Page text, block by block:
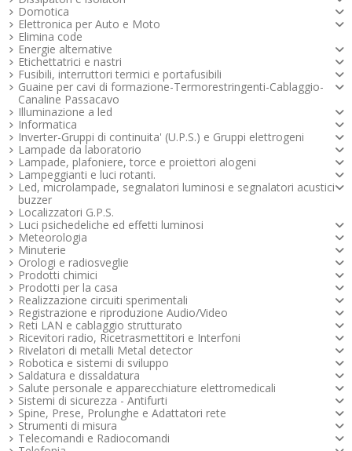
Domotica
Elettronica per Auto e Moto
Elimina code
Energie alternative
Etichettatrici e nastri
Fusibili, interruttori termici e portafusibili
Guaine per cavi di formazione-Termorestringenti-Cablaggio-
Canaline Passacavo
Illuminazione a led
Informatica
Inverter-Gruppi di continuita' (U.P.S.) e Gruppi elettrogeni
Lampade da laboratorio
Lampade, plafoniere, torce e proiettori alogeni
Lampeggianti e luci rotanti.
Led, microlampade, segnalatori luminosi e segnalatori acustici -
buzzer
Localizzatori G.P.S.
Luci psichedeliche ed effetti luminosi
Meteorologia
Minuterie
Orologi e radiosveglie
Prodotti chimici
Prodotti per la casa
Realizzazione circuiti sperimentali
Registrazione e riproduzione Audio/Video
Reti LAN e cablaggio strutturato
Ricevitori radio, Ricetrasmettitori e Interfoni
Rivelatori di metalli Metal detector
Robotica e sistemi di sviluppo
Saldatura e dissaldatura
Salute personale e apparecchiature elettromedicali
Sistemi di sicurezza - Antifurti
Spine, Prese, Prolunghe e Adattatori rete
Strumenti di misura
Telecomandi e Radiocomandi